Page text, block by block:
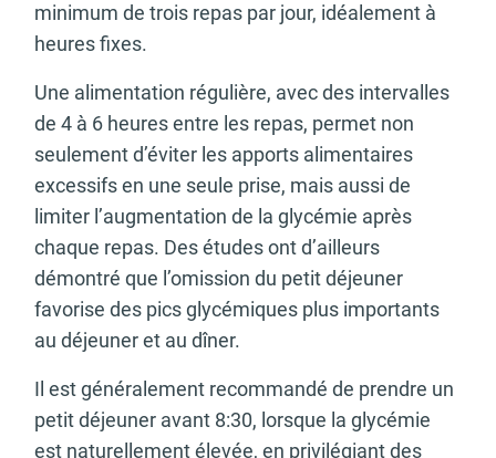
minimum de trois repas par jour, idéalement à
heures fixes.
Une alimentation régulière, avec des intervalles
de 4 à 6 heures entre les repas, permet non
seulement d’éviter les apports alimentaires
excessifs en une seule prise, mais aussi de
limiter l’augmentation de la glycémie après
chaque repas. Des études ont d’ailleurs
démontré que l’omission du petit déjeuner
favorise des pics glycémiques plus importants
au déjeuner et au dîner.
Il est généralement recommandé de prendre un
petit déjeuner avant 8:30, lorsque la glycémie
est naturellement élevée, en privilégiant des